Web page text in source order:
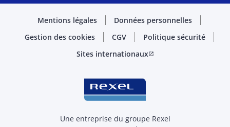
Mentions légales
Données personnelles
Gestion des cookies
CGV
Politique sécurité
Sites internationauxopen_in_new
Une entreprise du groupe Rexel